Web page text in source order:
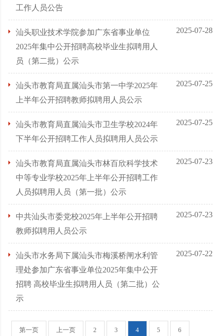
工作人员公告
汕头职业技术学院参加广东省事业单位
2025年集中公开招聘高校毕业生拟聘用人
员（第二批）公示
2025-07-28
汕头市教育局直属汕头市第一中学2025年
上半年公开招聘教师拟聘用人员公示
2025-07-25
汕头市教育局直属汕头市卫生学校2024年
下半年公开招聘工作人员拟聘用人员公示
2025-07-25
汕头市教育局直属汕头市林百欣科学技术
中等专业学校2025年上半年公开招聘工作
人员拟聘用人员（第一批）公示
2025-07-23
中共汕头市委党校2025年上半年公开招聘
教师拟聘用人员公示
2025-07-23
汕头市水务局下属汕头市梅溪桥闸水利管
理处参加广东省事业单位2025年集中公开
招聘 高校毕业生拟聘用人员（第二批）公
示
2025-07-22
第一页 上一页 2 3 4 5 6